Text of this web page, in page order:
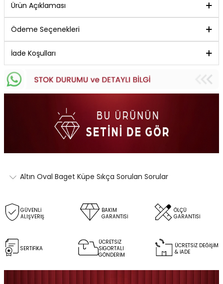
Ürün Açıklaması
Ödeme Seçenekleri
İade Koşulları
Altın Oval Baget Küpe Sıkça Sorulan Sorular
GÜVENLİ
ALIŞVERİŞ
BAKIM
GARANTİSİ
ÖLÇÜ
GARANTİSİ
SERTİFİKA
ÜCRETSİZ
SİGORTALI
GÖNDERİM
ÜCRETSİZ DEĞİŞİM
& İADE